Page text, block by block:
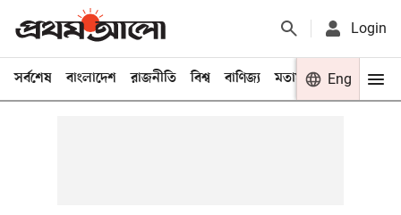
Login
সর্বশেষ বাংলাদেশ রাজনীতি বিশ্ব বাণিজ্য মতামত খেলা
Eng